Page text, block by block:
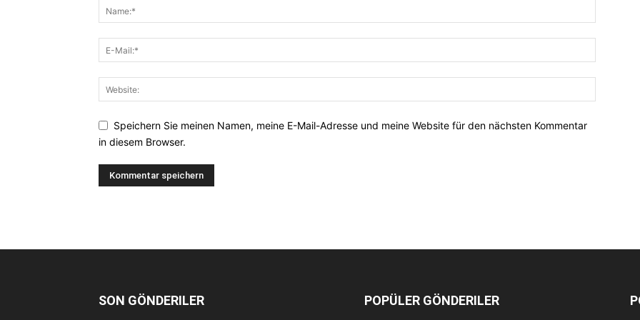
Speichern Sie meinen Namen, meine E-Mail-Adresse und meine Website für den nächsten Kommentar
in diesem Browser.
SON GÖNDERILER POPÜLER GÖNDERILER